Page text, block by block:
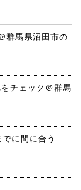
群馬県沼田市の
チェック＠群馬
に間に合う